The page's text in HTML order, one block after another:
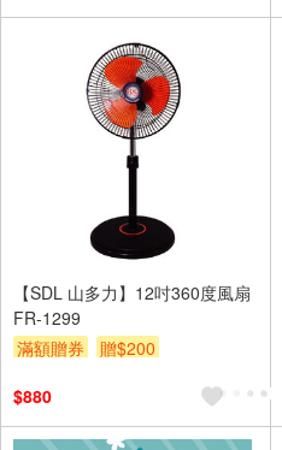
【SDL 山多力】12吋360度風扇
FR-1299
滿額贈券
贈$200
$880